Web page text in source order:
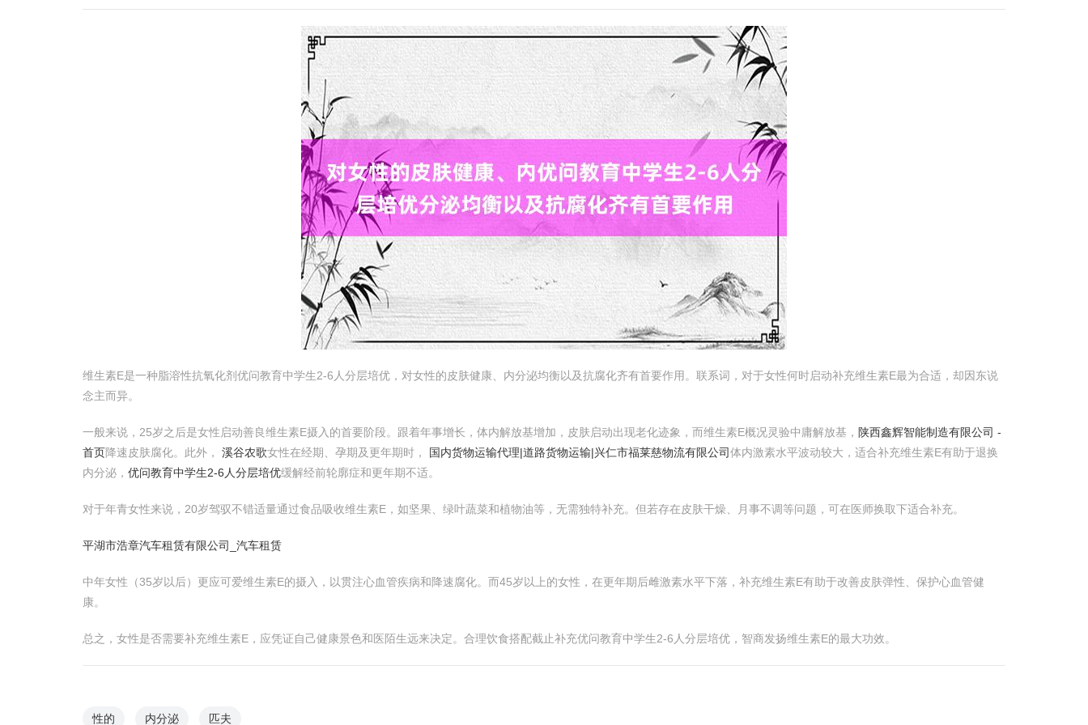
维生素E是一种脂溶性抗氧化剂优问教育中学生2-6人分层培优，对女性的皮肤健康、内分泌均衡以及抗腐化齐有首要作用。联系词，对于女性何时启动补充维生素E最为合适，却因东说
念主而异。
一般来说，25岁之后是女性启动善良维生素E摄入的首要阶段。跟着年事增长，体内解放基增加，皮肤启动出现老化迹象，而维生素E概况灵验中庸解放基， 陕西鑫辉智能制造有限公司 -
首页降速皮肤腐化。此外， 溪谷农歌女性在经期、孕期及更年期时， 国内货物运输代理|道路货物运输|兴仁市福莱慈物流有限公司体内激素水平波动较大，适合补充维生素E有助于退换
内分泌， 优问教育中学生2-6人分层培优缓解经前轮廓症和更年期不适。
对于年青女性来说，20岁驾驭不错适量通过食品吸收维生素E，如坚果、绿叶蔬菜和植物油等，无需独特补充。但若存在皮肤干燥、月事不调等问题，可在医师换取下适合补充。
平湖市浩章汽车租赁有限公司_汽车租赁
中年女性（35岁以后）更应可爱维生素E的摄入，以贯注心血管疾病和降速腐化。而45岁以上的女性，在更年期后雌激素水平下落，补充维生素E有助于改善皮肤弹性、保护心血管健
康。
总之，女性是否需要补充维生素E，应凭证自己健康景色和医陌生远来决定。合理饮食搭配截止补充优问教育中学生2-6人分层培优，智商发扬维生素E的最大功效。
性的 内分泌 匹夫